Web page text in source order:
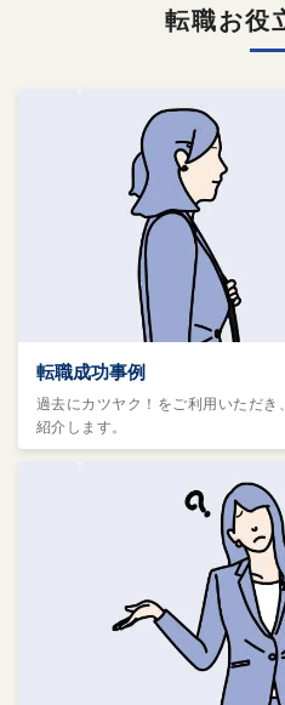
転職お役
転職成功事例
過去にカツヤク！をご利用いただ
紹介します。